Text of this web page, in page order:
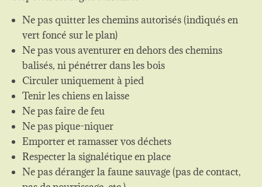
Ne pas quitter les chemins autorisés (indiqués en
vert foncé sur le plan)
Ne pas vous aventurer en dehors des chemins
balisés, ni pénétrer dans les bois
Circuler uniquement à pied
Tenir les chiens en laisse
Ne pas faire de feu
Ne pas pique-niquer
Emporter et ramasser vos déchets
Respecter la signalétique en place
Ne pas déranger la faune sauvage (pas de contact,